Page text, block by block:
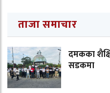
ताजा समाचार
दमकका
सडकमा